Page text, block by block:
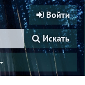
Войти
Искать